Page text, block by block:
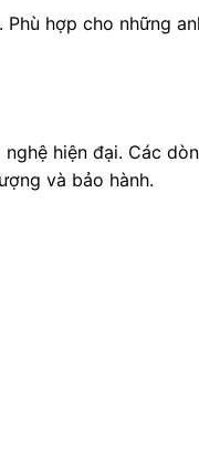
hợp cho những
hiện đại. Các
và bảo hành.